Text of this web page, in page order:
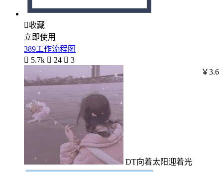
收藏
立即使用
389工作流程图
 5.7k  24  3
DT向着太阳迎着光
￥3.6